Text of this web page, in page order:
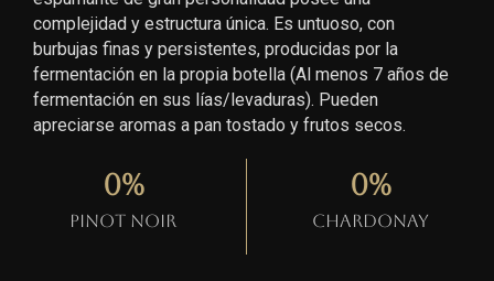
complejidad y estructura única. Es untuoso, con
burbujas finas y persistentes, producidas por la
fermentación en la propia botella (Al menos 7 años de
fermentación en sus lías/levaduras). Pueden
apreciarse aromas a pan tostado y frutos secos.
Pinot Noir
0%
Chardonay
0%